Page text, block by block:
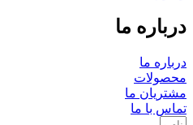
درباره ما
درباره ما
محصولات
مشتریان ما
تماس با ما